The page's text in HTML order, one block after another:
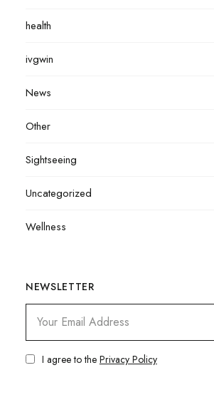
health
ivgwin
News
Other
Sightseeing
Uncategorized
Wellness
NEWSLETTER
I agree to the Privacy Policy